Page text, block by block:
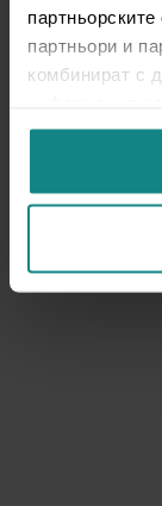
партньори и
комбинират с
ползването